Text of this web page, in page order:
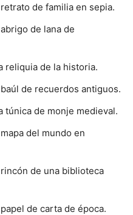
de familia en sepia.
de lana de
reliquia de la historia.
de recuerdos antiguos.
túnica de monje medieval.
del mundo en
de una biblioteca
de carta de época.